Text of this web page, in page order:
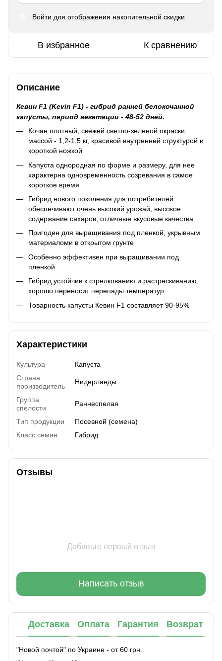
Войти для отображения накопительной скидки
В избранное К сравнению
Описание
Кевин F1 (Kevin F1) - гибрид ранней белокочанной
капусты, период вегетации - 48-52 дней.
Кочан плотный, свежей светло-зеленой окраски,
массой - 1,2-1,5 кг, красивой внутренней структурой и
короткой ножкой
Капуста однородная по форме и размеру, для нее
характерна одновременность созревания в самое
короткое время
Гибрид нового поколения для потребителей:
обеспечивают очень высокий урожай, высокое
содержание сахаров, отличные вкусовые качества
Пригоден для выращивания под пленкой, укрывным
материаломи в открытом грунте
Особенно эффективен при выращивании под
пленкой
Гибрид устойчив к стрелкованию и растрескиванию,
хорошо переносит перепады температур
Товарность капусты Кевин F1 составляет 90-95%
Характеристики
Культура
Капуста
Страна
производитель
Нидерланды
Группа
спелости
Раннеспелая
Тип продукции
Посевной (семена)
Класс семян
Гибрид
Отзывы
Добавьте первый отзыв
Написать отзыв
Доставка Оплата Гарантия Возврат
"Новой почтой" по Украине - от 60 грн.